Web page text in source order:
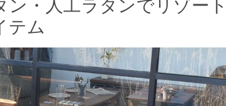
ン・人工ラタンでリゾー
テム